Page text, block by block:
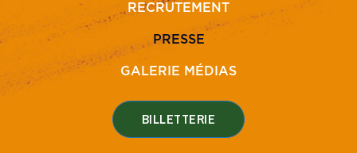
RECRUTEMENT
PRESSE
GALERIE MÉDIAS
BILLETTERIE